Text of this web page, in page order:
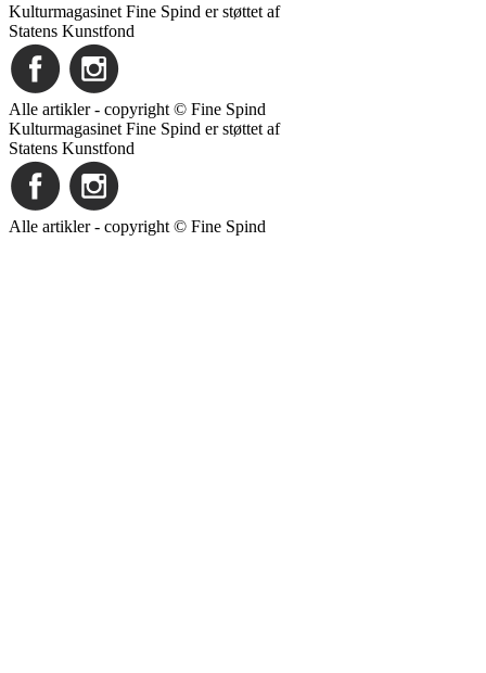
Kulturmagasinet Fine Spind er støttet af
Statens Kunstfond
Alle artikler - copyright © Fine Spind
Kulturmagasinet Fine Spind er støttet af
Statens Kunstfond
Alle artikler - copyright © Fine Spind